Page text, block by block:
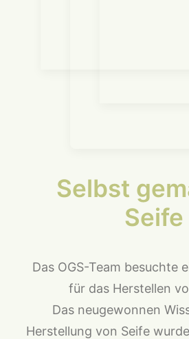
Selbst
Seife
Das OGS-Team besuchte
für das Herstellen
Das neugewonnen
Herstellung von Seife